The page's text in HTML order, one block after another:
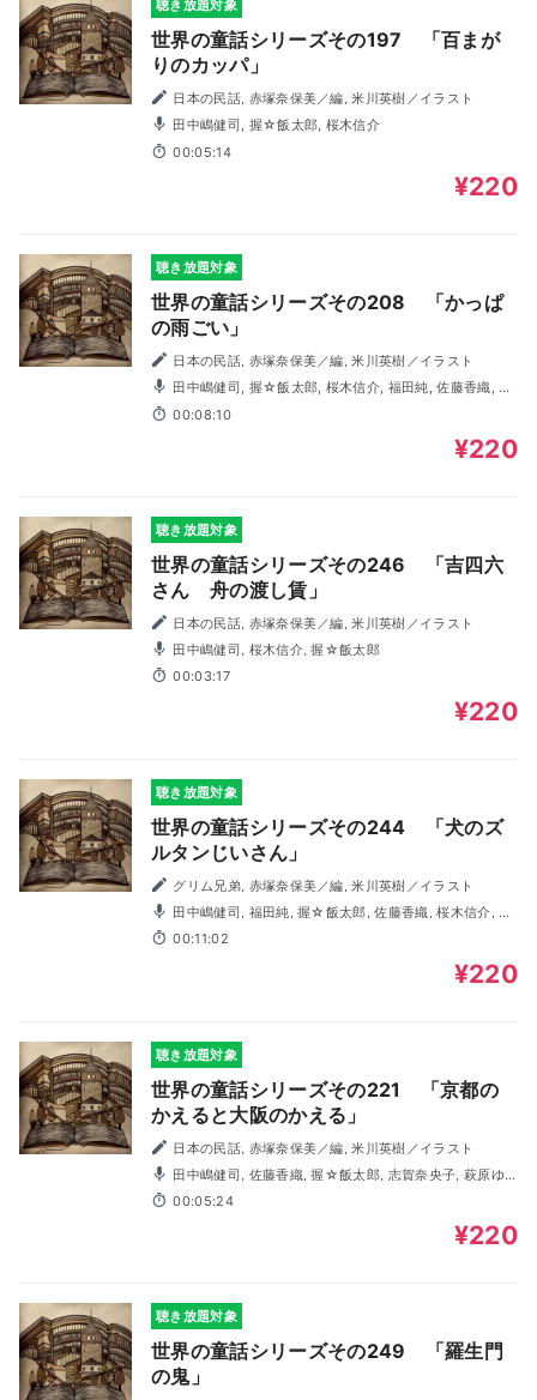
聴き放題対象
世界の童話シリーズその197 「百まが
りのカッパ」
日本の民話, 赤塚奈保美／編, 米川英樹／イラスト
田中嶋健司, 握☆飯太郎, 桜木信介
00:05:14
¥220
聴き放題対象
世界の童話シリーズその208 「かっぱ
の雨ごい」
日本の民話, 赤塚奈保美／編, 米川英樹／イラスト
田靖子
00:08:10
¥220
聴き放題対象
世界の童話シリーズその246 「吉四六
さん 舟の渡し賃」
日本の民話, 赤塚奈保美／編, 米川英樹／イラスト
田中嶋健司, 桜木信介, 握☆飯太郎
00:03:17
¥220
聴き放題対象
世界の童話シリーズその244 「犬のズ
ルタンじいさん」
グリム兄弟, 赤塚奈保美／編, 米川英樹／イラスト
ちの陽子
00:11:02
¥220
聴き放題対象
世界の童話シリーズその221 「京都の
かえると大阪のかえる」
日本の民話, 赤塚奈保美／編, 米川英樹／イラスト
い, 桜木信介, 村上馨
00:05:24
¥220
聴き放題対象
世界の童話シリーズその249 「羅生門
の鬼」